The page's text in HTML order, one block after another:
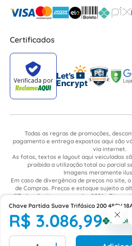
Chave Partida Suave Trifásico 200 480V
Siemens
R$ 3.086,99
Certificados
Todas as regras de promoções,
pagamento e entrega expostos aqui são
via internet.
As fotos, textos e layout aqui veiculados
proibida a utilização total ou parcial
Imagens meramente
Em caso de divergência de preços no site,
de Compras. Preços e estoque sujeito a
©Todos direitos reservados 2021 -
CNPJ: 06.913.480/0015-63 - Avenida
Village Limeira. Pavilhão Sítio São João -